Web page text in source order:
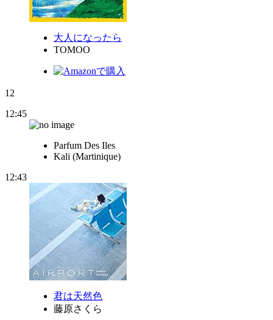
大人になったら
TOMOO
12
12:45
Parfum Des Iles
Kali (Martinique)
12:43
君は天然色
藤原さくら